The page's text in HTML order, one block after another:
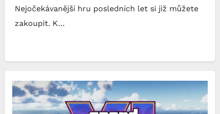
Nejočekávanější hru posledních let si již můžete
zakoupit. K…